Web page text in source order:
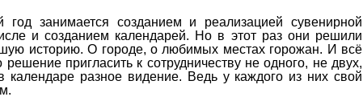
занимается созданием и реализацией сувенирной
и созданием календарей. Но в этот раз они решили
историю. О городе, о любимых местах горожан. И всё
пригласить к сотрудничеству не одного, не двух,
разное видение. Ведь у каждого из них свой